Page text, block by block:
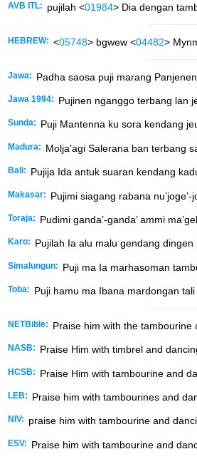
AVB ITL: pujilah <01984> Dia dengan
HEBREW: <05748> bgwew <04482>
Jawa: Padha saosa puji marang
Jawa 1994: Pujinen nganggo terbang lan
Sunda: Puji Mantenna ku sora kendang
Madura: Molja’agi Salerana ban terbang
Bali: Pujija Ida antuk suaran kendang
Makasar: Pujimi siagang rabana
Toraja: Pudimi ganda’-ganda’ ammi
Karo: Pujilah Ia alu malu gendang
Simalungun: Puji ma Ia marhasoman
Toba: Puji hamu ma Ibana mardongan
NETBible: Praise him with the
NASB: Praise Him with timbrel and
HCSB: Praise Him with tambourine and
LEB: Praise him with tambourines and
NIV: praise him with tambourine and
ESV: Praise him with tambourine and